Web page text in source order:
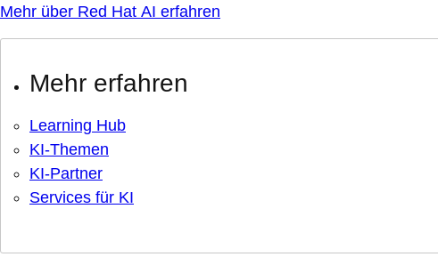
Mehr über Red Hat AI erfahren
Mehr erfahren
Learning Hub
KI-Themen
KI-Partner
Services für KI